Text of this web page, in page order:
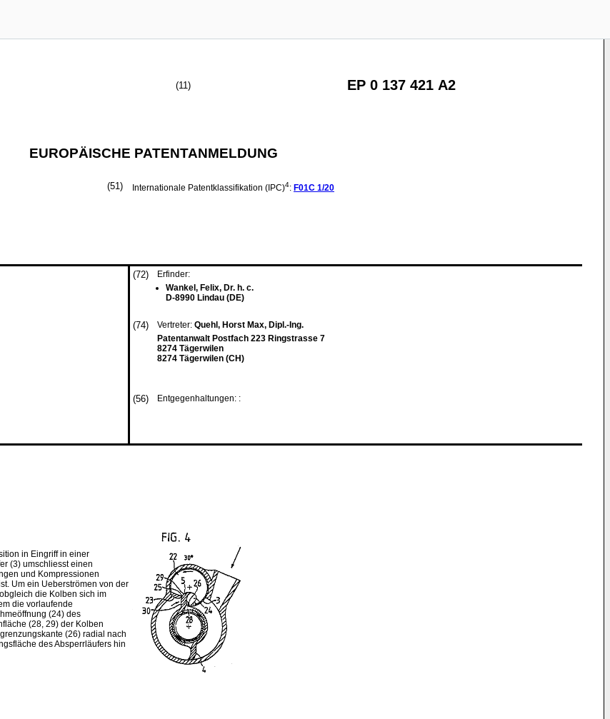
(11) EP 0 137 421 A2
EUROPÄISCHE PATENTANMELDUNG
(51) Internationale Patentklassifikation (IPC)4: F01C 1/20
(72)
Erfinder:
Wankel, Felix, Dr. h. c.
D-8990 Lindau (DE)
(74) Vertreter: Quehl, Horst Max, Dipl.-Ing.
Patentanwalt Postfach 223 Ringstrasse 7
8274 Tägerwilen
8274 Tägerwilen (CH)
(56) Entgegenhaltungen: :
in Eingriff in einer
(3) umschliesst einen
und Kompressionen
Um ein Ueberströmen von der
die Kolben sich im
die vorlaufende
(24) des
(28, 29) der Kolben
(26) radial nach
des Absperrläufers hin